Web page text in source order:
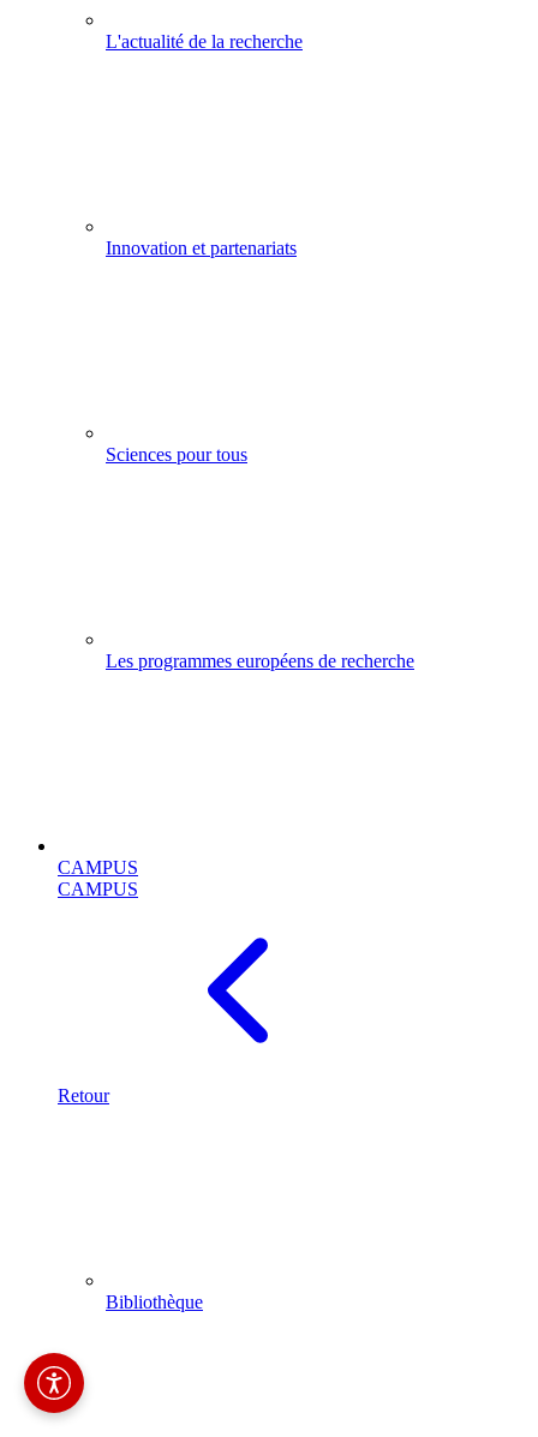
L'actualité de la recherche
Innovation et partenariats
Sciences pour tous
Les programmes européens de recherche
CAMPUS
CAMPUS
Retour
Bibliothèque